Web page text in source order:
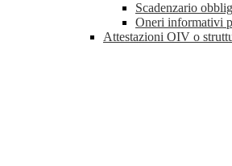
Scadenzario
Oneri informativi
Attestazioni OIV o